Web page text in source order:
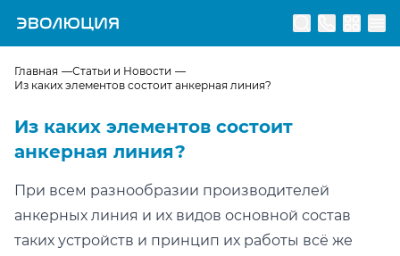
Перейти на главную страницу
Главная
Статьи и Новости
Из каких элементов состоит анкерная линия?
Из каких элементов состоит
анкерная линия?
При всем разнообразии производителей
анкерных линия и их видов основной состав
таких устройств и принцип их работы всё же